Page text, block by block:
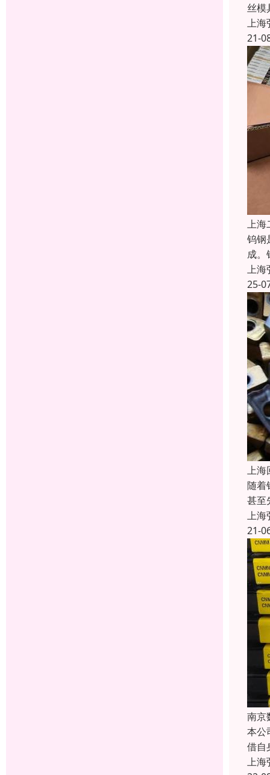
丝模
上海
21-
上海
钨钢
成。
上海
25-
上海
随着
甚至
上海
21-
南京
本公
借自
上海